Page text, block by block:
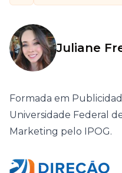
Juliane
Formada em
Universidade Federal
Marketing pelo IPOG.